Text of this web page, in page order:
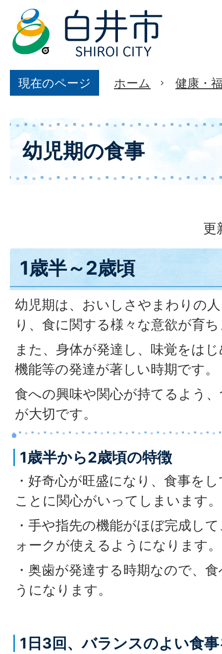
現在のページ ホーム 健康・
幼児期の食事
更
1歳半～2歳頃
幼児期は、おいしさやまわりの
り、食に関する様々な意欲が育
また、身体が発達し、味覚をは
機能等の発達が著しい時期です。
食への興味や関心が持てるよう
が大切です。
1歳半から2歳頃の特徴
・好奇心が旺盛になり、食事を
ことに関心がいってしまいます。
・手や指先の機能がほぼ完成し
ォークが使えるようになります。
・奥歯が発達する時期なので、
うになります。
1日3回、バランスのよい食